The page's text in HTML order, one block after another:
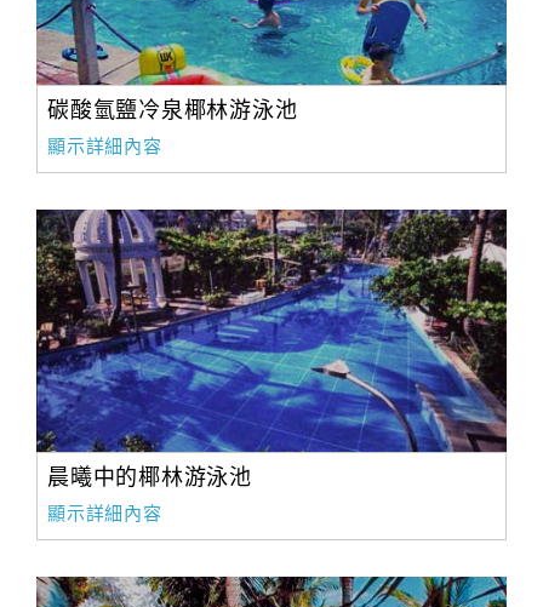
碳酸氫鹽冷泉椰林游泳池
顯示詳細內容
晨曦中的椰林游泳池
顯示詳細內容